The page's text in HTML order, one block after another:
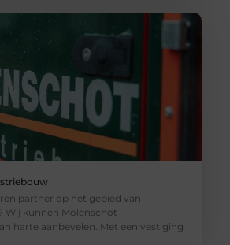
partner op het gebied van
Wij kunnen Molenschot
harte aanbevelen. Met een vestiging